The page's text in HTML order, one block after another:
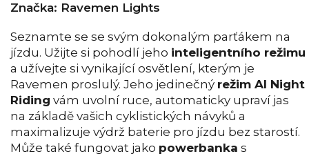
Značka: Ravemen Lights
Seznamte se se svým dokonalým parťákem na
jízdu. Užijte si pohodlí jeho inteligentního režimu
a užívejte si vynikající osvětlení, kterým je
Ravemen proslulý. Jeho jedinečný režim AI Night
Riding vám uvolní ruce, automaticky upraví jas
na základě vašich cyklistických návyků a
maximalizuje výdrž baterie pro jízdu bez starostí.
Může také fungovat jako powerbanka s